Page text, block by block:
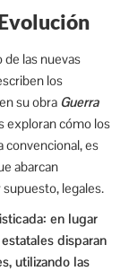
las nuevas
los
su obra Guerra
exploran cómo los
convencional, es
abarcan
legales.
en lugar
disparan
utilizando las